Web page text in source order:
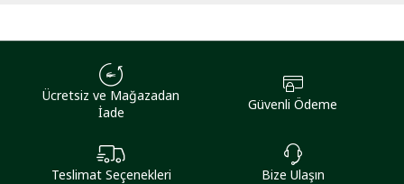
Ücretsiz ve Mağazadan
İade
Güvenli Ödeme
Teslimat Seçenekleri Bize Ulaşın